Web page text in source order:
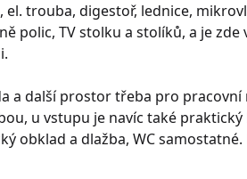
el. trouba, digestoř, lednice,
polic, TV stolku a stolíků, a je
a další prostor třeba pro pracovní
u vstupu je navíc také
obklad a dlažba, WC